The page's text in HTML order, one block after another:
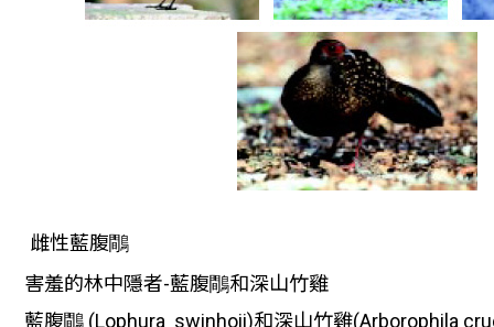
雌性藍腹鷼
害羞的林中隱者-藍腹鷼和深山竹雞
藍腹鷼 (Lophura swinhoii)和深山竹雞(Arborophila